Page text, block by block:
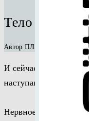
Тело это наш
Автор ПЛАНЕТА
И сейчас в этом храме
наступают только во
Нервное истощение,